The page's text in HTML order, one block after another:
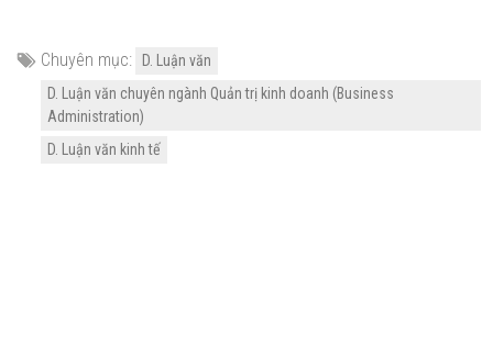
Chuyên mục:
D. Luận văn
D. Luận văn chuyên ngành Quản trị kinh doanh (Business
Administration)
D. Luận văn kinh tế